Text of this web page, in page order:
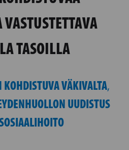
TASOILLA
VÄKIVALTA,
UUDISTUS